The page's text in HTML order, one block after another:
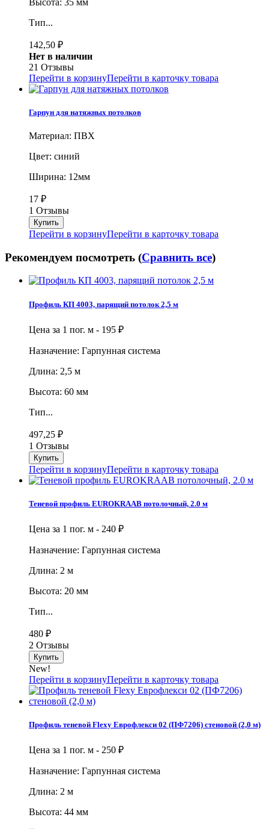
Тип...
142,50 ₽
Нет в наличии
21 Отзывы
Перейти в корзинуПерейти в карточку товара
Гарпун для натяжных потолков
Материал: ПВХ
Цвет: синий
Ширина: 12мм
17 ₽
1 Отзывы
Перейти в корзинуПерейти в карточку товара
Рекомендуем посмотреть (Сравнить все)
Профиль КП 4003, парящий потолок 2,5 м
Цена за 1 пог. м - 195 ₽
Назначение: Гарпунная система
Длина: 2,5 м
Высота: 60 мм
Тип...
497,25 ₽
1 Отзывы
Перейти в корзинуПерейти в карточку товара
Теневой профиль EUROKRAAB потолочный, 2.0 м
Цена за 1 пог. м - 240 ₽
Назначение: Гарпунная система
Длина: 2 м
Высота: 20 мм
Тип...
480 ₽
2 Отзывы
New!
Перейти в корзинуПерейти в карточку товара
Профиль теневой Flexy Еврофлекси 02 (ПФ7206) стеновой (2,0 м)
Цена за 1 пог. м - 250 ₽
Назначение: Гарпунная система
Длина: 2 м
Высота: 44 мм